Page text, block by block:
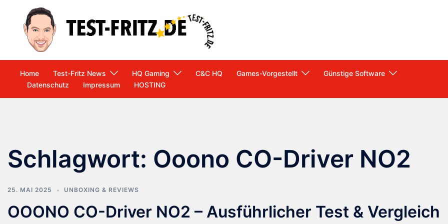
springen
Home Test-Fritz News HQ Gaming C&C HQ Games-Vorgestellt
Günstige Software
Datenschutz
Impressum HOSTING
Schlagwort: Ooono CO-Driver NO2
25. MAI 2025 UNBOXING & REVIEWS
OOONO CO-Driver NO2 – Ausführlicher Test & Vergleich